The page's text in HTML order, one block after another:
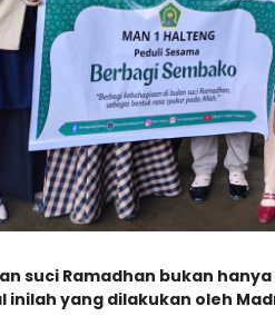
suci Ramadhan bukan
inilah yang dilakukan oleh